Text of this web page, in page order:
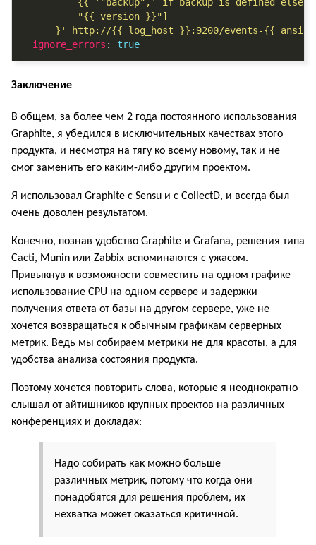
}' http://{{ log_host }}:9200/events-{{
ignore_errors : true
Заключение
В общем, за более чем 2 года постоянного использования
Graphite, я убедился в исключительных качествах этого
продукта, и несмотря на тягу ко всему новому, так и не
смог заменить его каким-либо другим проектом.
Я использовал Graphite с Sensu и с CollectD, и всегда был
очень доволен результатом.
Конечно, познав удобство Graphite и Grafana, решения типа
Cacti, Munin или Zabbix вспоминаются с ужасом.
Привыкнув к возможности совместить на одном графике
использование CPU на одном сервере и задержки
получения ответа от базы на другом сервере, уже не
хочется возвращаться к обычным графикам серверных
метрик. Ведь мы собираем метрики не для красоты, а для
удобства анализа состояния продукта.
Поэтому хочется повторить слова, которые я неоднократно
слышал от айтишников крупных проектов на различных
конференциях и докладах:
Надо собирать как можно больше
различных метрик, потому что когда они
понадобятся для решения проблем, их
нехватка может оказаться критичной.